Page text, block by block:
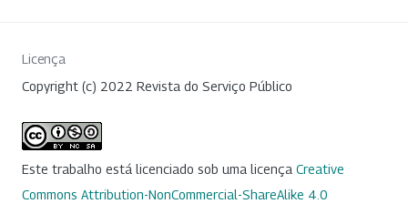
Licença
Copyright (c) 2022 Revista do Serviço Público
Este trabalho está licenciado sob uma licença Creative
Commons Attribution-NonCommercial-ShareAlike 4.0